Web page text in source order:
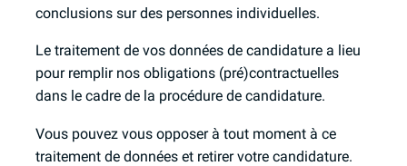
conclusions sur des personnes individuelles.
Le traitement de vos données de candidature a lieu
pour remplir nos obligations (pré)contractuelles
dans le cadre de la procédure de candidature.
Vous pouvez vous opposer à tout moment à ce
traitement de données et retirer votre candidature.